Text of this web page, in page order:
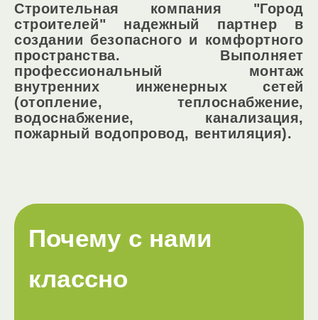
Строительная компания "Город
строителей" надежный партнер в
создании безопасного и комфортного
пространства. Выполняет
профессиональный монтаж
внутренних инженерных сетей
(отопление, теплоснабжение,
водоснабжение, канализация,
пожарный водопровод, вентиляция).
Почему с нами
классно